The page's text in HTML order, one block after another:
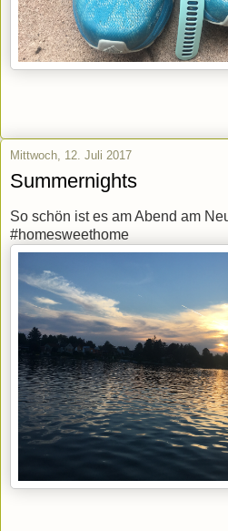
Mittwoch, 12. Juli 2017
Summernights
So schön ist es am Abend am
#homesweethome